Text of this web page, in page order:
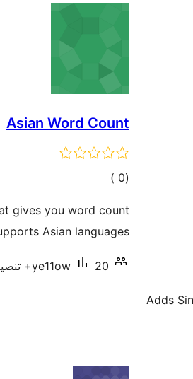
Adds
Asian Word Count
(0
إجمالي)
gives you word count
Asian languages.
ye11ow 20+ تنصيب نشط